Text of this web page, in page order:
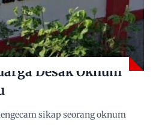
Desak Oknum
sikap seorang oknum